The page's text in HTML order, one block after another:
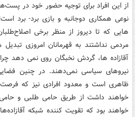
از این افراد برای توجیه حضور خود در
نوعی همکاری دوجانبه و بازی برد- برد
هایی که تا دیروز از منظر برخی
مردمی نداشتند به قهرمانان امروزی
آقازاده ها، گردش نخبگان روی نمی دهد
نیروهای سیاسی نمی‌دهند. در چنین
ظاهری است و معدود افرادی نیز که فرصت
خواهند داشت از طریق حامی طلبی و
خواهند بود که تقویت کننده شبکه